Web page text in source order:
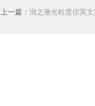
上一篇： 润之激光粒度仪英